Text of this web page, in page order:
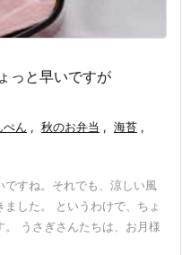
っと早いですが
ぺん , 秋のお弁当 , 海苔 ,
すね。それでも、涼しい風
した。 というわけで、ちょ
。 うさぎさんたちは、お月様